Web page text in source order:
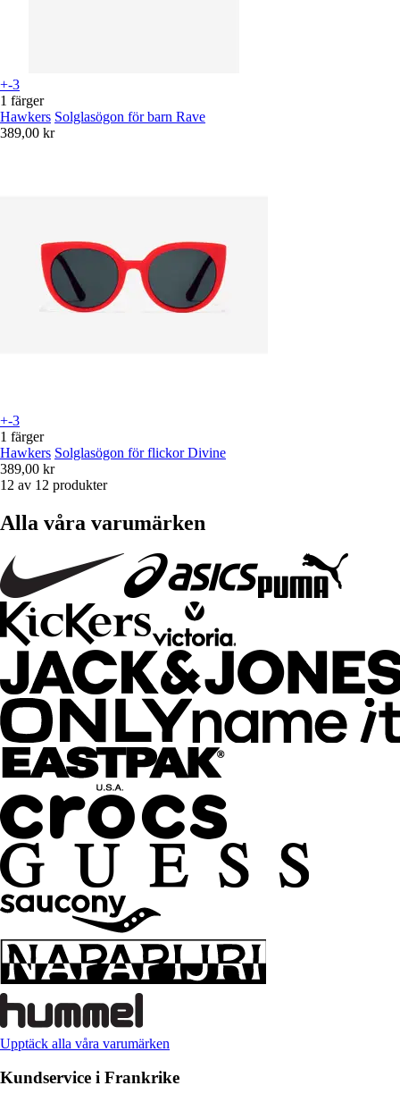
+-3
1 färger
Hawkers Solglasögon för barn Rave
389,00 kr
+-3
1 färger
Hawkers Solglasögon för flickor Divine
389,00 kr
12 av 12 produkter
Alla våra varumärken
Upptäck alla våra varumärken
Kundservice i Frankrike